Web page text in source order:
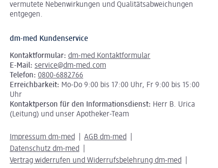
vermutete Nebenwirkungen und Qualitätsabweichungen
entgegen.
dm-med Kundenservice
Kontaktformular: dm-med Kontaktformular
E-Mail: service@dm-med.com
Telefon: 0800-6882766
Erreichbarkeit: Mo-Do 9:00 bis 17:00 Uhr, Fr 9:00 bis 15:00
Uhr
Kontaktperson für den Informationsdienst: Herr B. Urica
(Leitung) und unser Apotheker-Team
Impressum dm-med
AGB dm-med
Datenschutz dm-med
Vertrag widerrufen und Widerrufsbelehrung dm-med